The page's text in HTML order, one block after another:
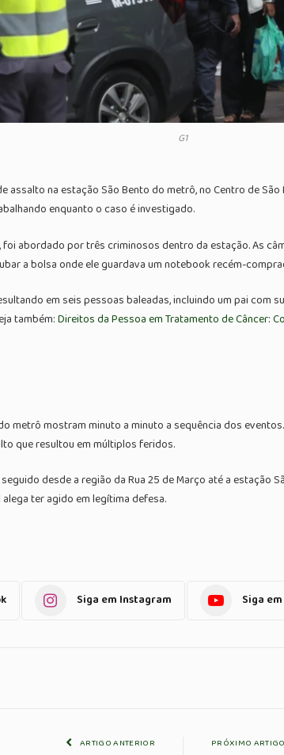
G1
na estação São Bento do metrô, no Centro de
enquanto o caso é investigado.
abordado por três criminosos dentro da estação. As
a bolsa onde ele guardava um notebook recém-
em seis pessoas baleadas, incluindo um pai com
também:Direitos da Pessoa em Tratamento de Câncer:
metrô mostram minuto a minuto a sequência dos
que resultou em múltiplos feridos.
desde a região da Rua 25 de Março até a estação
ter agido em legítima defesa.
Siga em Instagram Siga
ARTIGO ANTERIOR
PRÓXIMO ARTIGO